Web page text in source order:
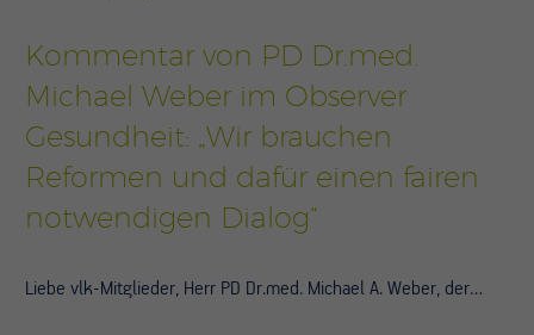
Kommentar von PD Dr.med.
Michael Weber im Observer
Gesundheit: „Wir brauchen
Reformen und dafür einen fairen
notwendigen Dialog“
Liebe vlk-Mitglieder, Herr PD Dr.med. Michael A. Weber, der…